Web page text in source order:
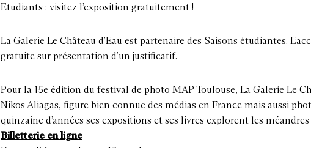
Etudiants : visitez l’exposition gratuitement !
La Galerie Le Château d’Eau est partenaire des Saisons étudiantes.
gratuite sur présentation d’un justificatif.
Pour la 15e édition du festival de photo MAP Toulouse, La Galerie Le
Nikos Aliagas, figure bien connue des médias en France mais aussi
quinzaine d’années ses expositions et ses livres explorent les méandres
Billetterie en ligne